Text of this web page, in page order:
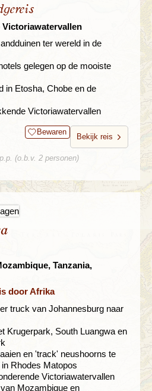
Victoriawatervallen
ter wereld in de
gelegen op de mooiste
in Etosha, Chobe en de
Victoriawatervallen
Bewaren
Bekijk reis
(o.b.v. 2 personen)
Tanzania,
door Afrika
truck van Johannesburg naar
Krugerpark, South Luangwa en
en 'track' neushoorns te
Rhodes Matopos
Victoriawatervallen
Mozambique en